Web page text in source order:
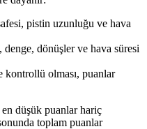
pistin uzunluğu ve hava
dönüşler ve hava süresi
kontrollü olması, puanlar
en düşük puanlar hariç
toplam puanlar